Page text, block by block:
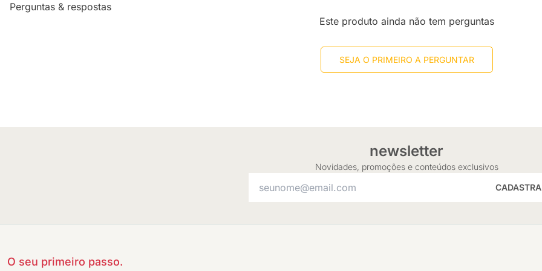
Perguntas & respostas
Este produto ainda não tem perguntas
SEJA O PRIMEIRO A PERGUNTAR
newsletter
Novidades, promoções e conteúdos exclusivos
O seu primeiro passo.